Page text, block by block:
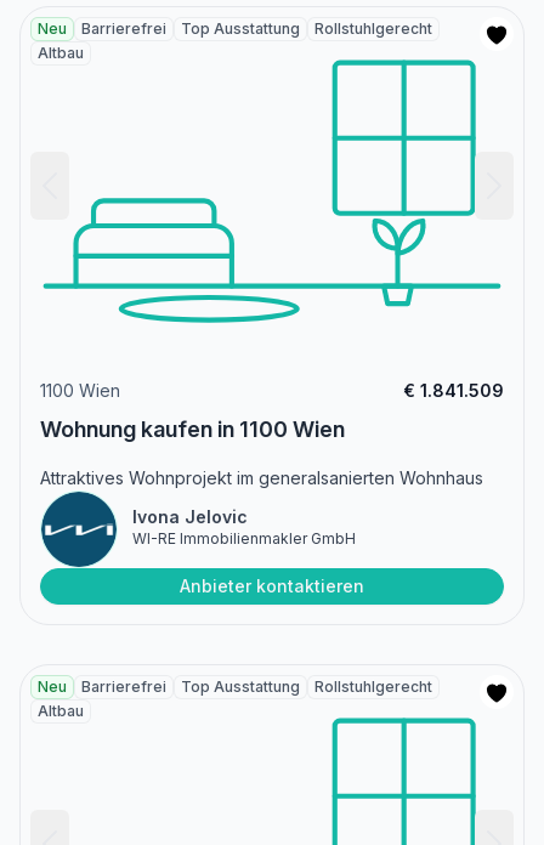
Neu Barrierefrei Top Ausstattung
Rollstuhlgerecht
Altbau
1100 Wien € 1.841.509
Wohnung kaufen in 1100 Wien
Attraktives Wohnprojekt im generalsanierten Wohnhaus
Ivona Jelovic
WI-RE Immobilienmakler GmbH
Anbieter kontaktieren
Neu Barrierefrei Top Ausstattung
Rollstuhlgerecht
Altbau